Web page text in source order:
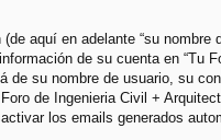
aquí en adelante “su
de su cuenta en
su nombre de usuario, su
de Ingenieria Civil +
los emails generados